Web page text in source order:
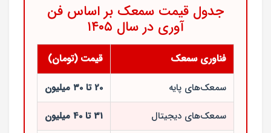
جدول قیمت سمعک بر اساس فن
آوری در سال ۱۴۰۵
فناوری سمعک قیمت (تومان)
سمعک‌های پایه
20 تا ۳0 میلیون
سمعک‌های دیجیتال
31 تا 40 میلیون